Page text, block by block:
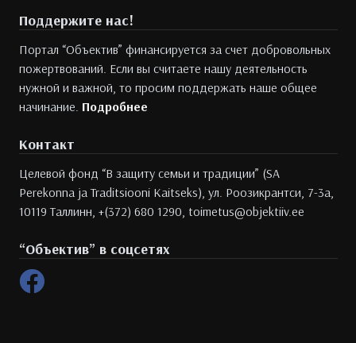
Поддержите нас!
Портал “Объектив” финансируется за счет добровольных
пожертвований. Если вы считаете нашу деятельность
нужной и важной, то просим поддержать наше общее
начинание. Подробнее
Контакт
Целевой фонд “В защиту семьи и традиции” (SA
Perekonna ja Traditsiooni Kaitseks), ул. Роозикрантси, 7-3а,
10119 Таллинн, +(372) 680 1290, toimetus@objektiiv.ee
“Объектив” в соцсетях